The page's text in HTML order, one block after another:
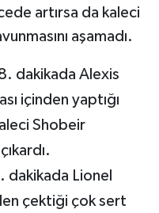
artırsa da kaleci
aşamadı.
dakikada Alexis
içinden yaptığı
Shobeir
dakikada Lionel
çektiği çok sert